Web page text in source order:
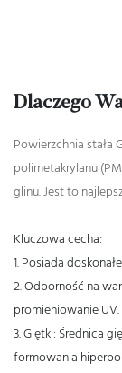
Dlaczego
Powierzchnia stała
polimetakrylanu
glinu. Jest to
Kluczowa cecha:
1. Posiada
2. Odporność na
promieniowanie UV.
3. Giętki: Średnica
formowania